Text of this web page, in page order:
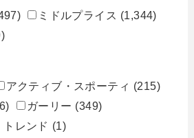
ミドルプライス (1,344)
アクティブ・スポーティ (215)
ガーリー (349)
レンド (1)